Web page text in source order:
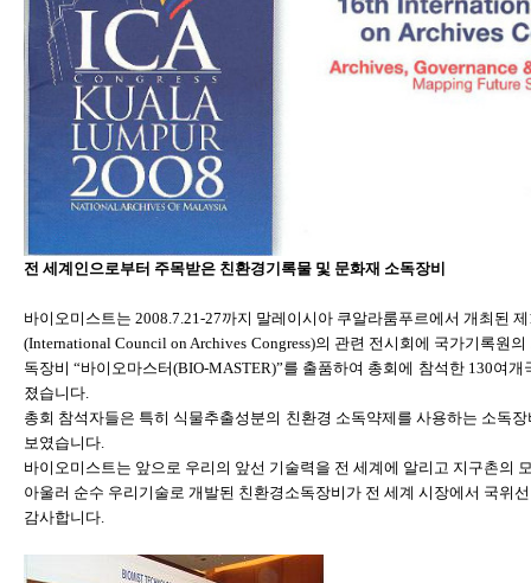
전 세계인으로부터 주목받은 친환경기록물 및 문화재 소독장비
바이오미스트는 2008.7.21-27까지 말레이시아 쿠알라룸푸르에서 개최된
(International Council on Archives Congress)의 관련 전시회에 국가기록
독장비 “바이오마스터(BIO-MASTER)”를 출품하여 총회에 참석한 130여
졌습니다.
총회 참석자들은 특히 식물추출성분의 친환경 소독약제를 사용하는 소독
보였습니다.
바이오미스트는 앞으로 우리의 앞선 기술력을 전 세계에 알리고 지구촌의
아울러 순수 우리기술로 개발된 친환경소독장비가 전 세계 시장에서 국위
감사합니다.